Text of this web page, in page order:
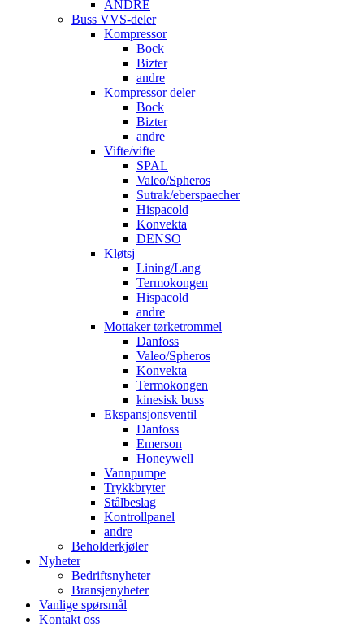
ANDRE
Buss VVS-deler
Kompressor
Bock
Bizter
andre
Kompressor deler
Bock
Bizter
andre
Vifte/vifte
SPAL
Valeo/Spheros
Sutrak/eberspaecher
Hispacold
Konvekta
DENSO
Kløtsj
Lining/Lang
Termokongen
Hispacold
andre
Mottaker tørketrommel
Danfoss
Valeo/Spheros
Konvekta
Termokongen
kinesisk buss
Ekspansjonsventil
Danfoss
Emerson
Honeywell
Vannpumpe
Trykkbryter
Stålbeslag
Kontrollpanel
andre
Beholderkjøler
Nyheter
Bedriftsnyheter
Bransjenyheter
Vanlige spørsmål
Kontakt oss